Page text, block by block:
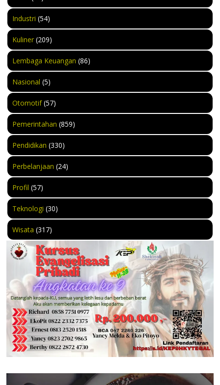
Industri (54)
Kuliner (209)
Lembaga Keuangan (86)
Nasional (5)
Otomotif(57)
Pemerintahan (859)
Pendidikan (330)
Perbelanjaan (24)
Profil (57)
Teknologi (30)
Wisata (317)